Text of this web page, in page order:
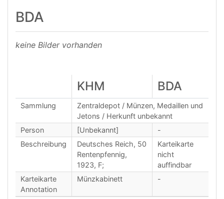
BDA
keine Bilder vorhanden
KHM BDA
Sammlung
Zentraldepot / Münzen, Medaillen und
Jetons / Herkunft unbekannt
Person
[Unbekannt]
-
Beschreibung
Deutsches Reich, 50
Rentenpfennig,
1923, F;
Karteikarte
nicht
auffindbar
Karteikarte
Annotation
Münzkabinett -